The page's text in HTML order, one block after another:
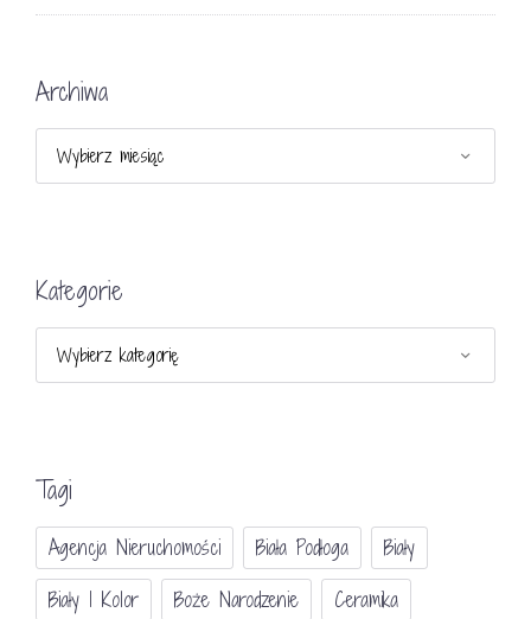
Archiwa
Kategorie
Tagi
Agencja Nieruchomości Biała Podłoga
Biały
Biały I Kolor
Boże Narodzenie
Ceramika